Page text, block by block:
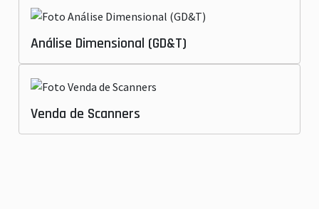
Análise Dimensional (GD&T)
Venda de Scanners